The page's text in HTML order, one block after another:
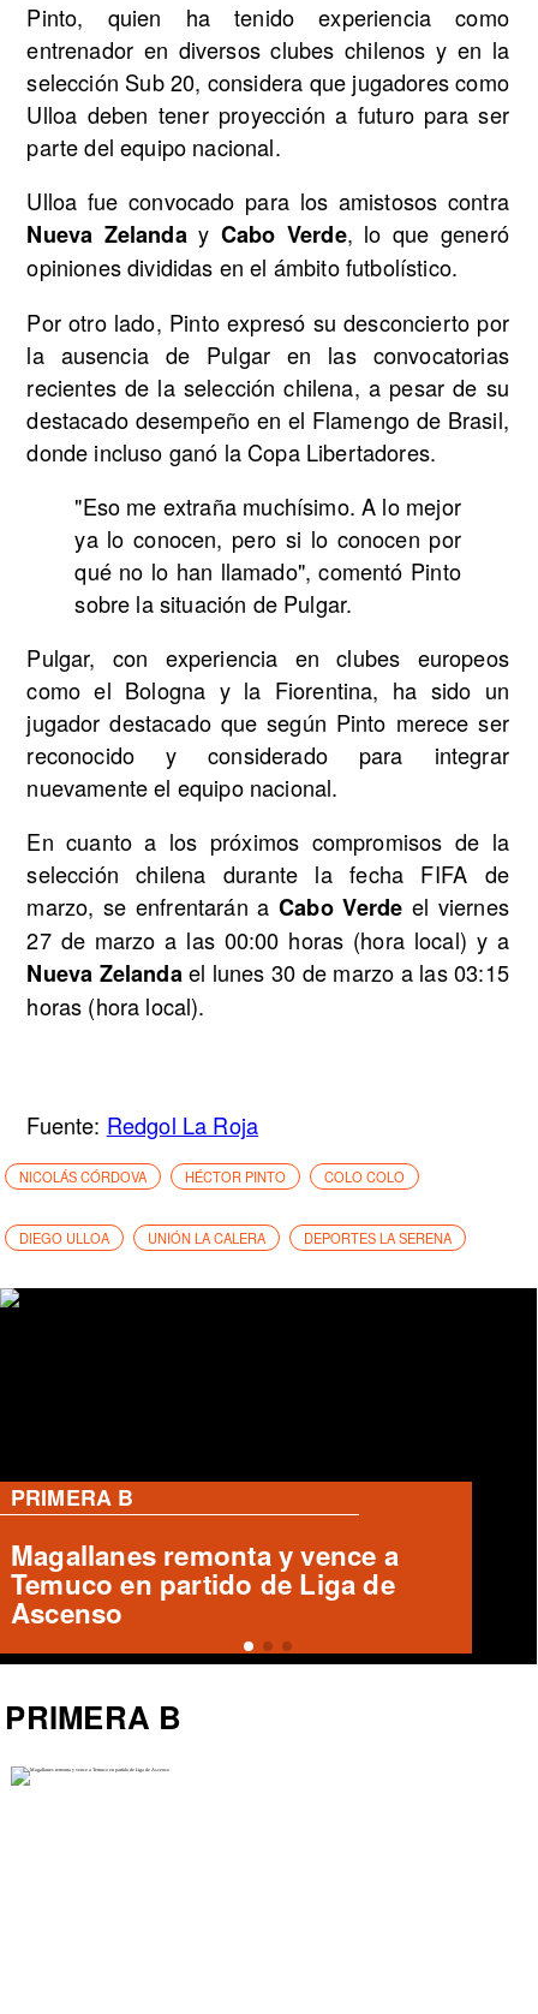
Pinto, quien ha tenido experiencia como
entrenador en diversos clubes chilenos y en la
selección Sub 20, considera que jugadores como
Ulloa deben tener proyección a futuro para ser
parte del equipo nacional.
Ulloa fue convocado para los amistosos contra
Nueva Zelanday Cabo Verde, lo que generó
opiniones divididas en el ámbito futbolístico.
Por otro lado, Pinto expresó su desconcierto por
la ausencia de Pulgar en las convocatorias
recientes de la selección chilena, a pesar de su
destacado desempeño en el Flamengo de Brasil,
donde incluso ganó la Copa Libertadores.
"Eso me extraña muchísimo. A lo mejor
ya lo conocen, pero si lo conocen por
qué no lo han llamado", comentó Pinto
sobre la situación de Pulgar.
Pulgar, con experiencia en clubes europeos
como el Bologna y la Fiorentina, ha sido un
jugador destacado que según Pinto merece ser
reconocido y considerado para integrar
nuevamente el equipo nacional.
En cuanto a los próximos compromisos de la
selección chilena durante la fecha FIFA de
marzo, se enfrentarán aCabo Verde el viernes
27 de marzo a las 00:00 horas (hora local) y a
Nueva Zelanda el lunes 30 de marzo a las 03:15
horas (hora local).
Fuente: Redgol La Roja
NICOLÁS CÓRDOVA HÉCTOR PINTO COLO COLO
DIEGO ULLOA UNIÓN LA CALERA DEPORTES LA SERENA
PRIMERA B
Cobreloa empata 1-1 con Iquique
en el Zorros del Desierto
PRIMERA B